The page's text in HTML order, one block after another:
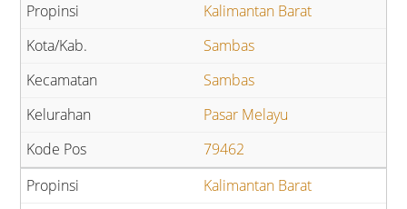
Kalimantan Barat
Sambas
Sambas
Pasar Melayu
79462
Kalimantan Barat